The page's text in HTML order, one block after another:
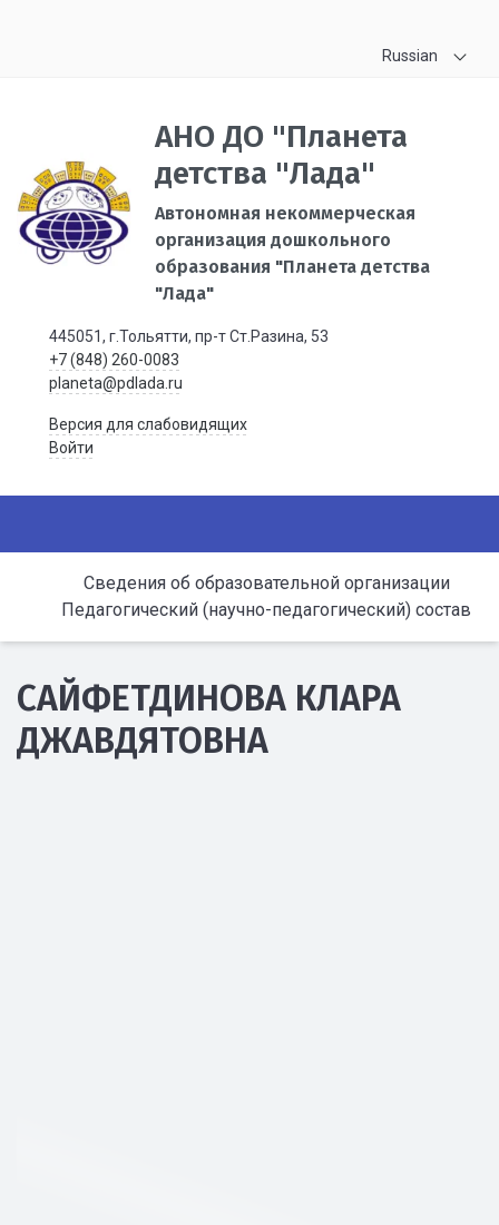
Russian
АНО ДО "Планета
детства "Лада"
Автономная некоммерческая
организация дошкольного
образования "Планета детства
"Лада"
445051, г.Тольятти, пр-т Ст.Разина, 53
+7 (848) 260-0083
planeta@pdlada.ru
Версия для слабовидящих
Войти
Сведения об образовательной организации
Педагогический (научно-педагогический) состав
САЙФЕТДИНОВА КЛАРА
ДЖАВДЯТОВНА